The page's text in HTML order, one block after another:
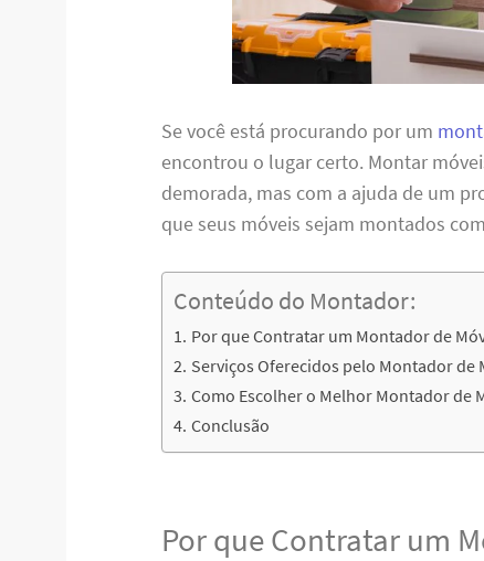
Se você está procurando por um
encontrou o lugar certo. Montar
demorada, mas com a ajuda de um
que seus móveis sejam montados
Conteúdo do Montador:
Por que Contratar um Montador de
Serviços Oferecidos pelo Montador de
Como Escolher o Melhor Montador de
Conclusão
Por que Contratar um